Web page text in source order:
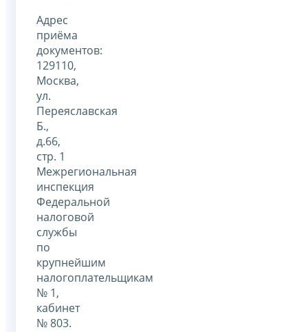
Адрес
приёма
документов:
129110,
Москва,
ул.
Переяславская
Б.,
д.66,
стр. 1
Межрегиональная
инспекция
Федеральной
налоговой
службы
по
крупнейшим
налогоплательщикам
№ 1,
кабинет
№ 803.